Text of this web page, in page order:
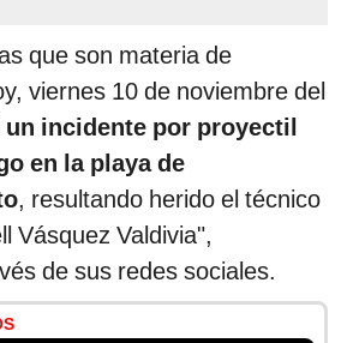
que son materia de
viernes 10 de noviembre del
un incidente por proyectil
en la playa de
, resultando herido el técnico
Vásquez Valdivia",
de sus redes sociales.